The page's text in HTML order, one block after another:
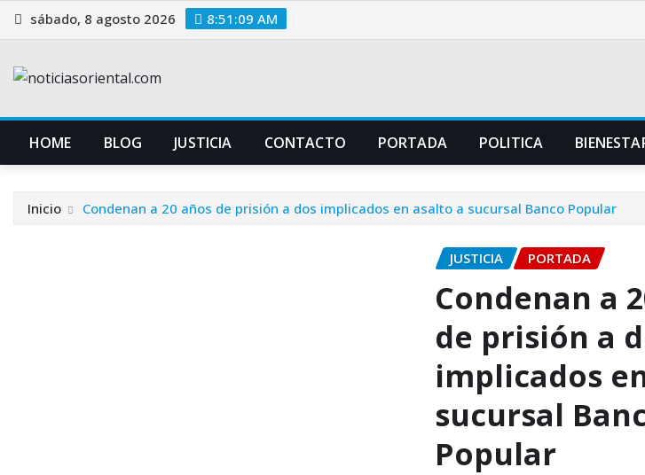
Saltar
al
sábado, 8 agosto 2026 8:51:10 AM
HOME BLOG JUSTICIA CONTACTO PORTADA POLITICA
Inicio Condenan a 20 años de prisión a dos implicados en asalto a sucursal Banco Popular
JUSTICIA PORTADA
Condenan a
de prisión a
implicados
sucursal
Popular